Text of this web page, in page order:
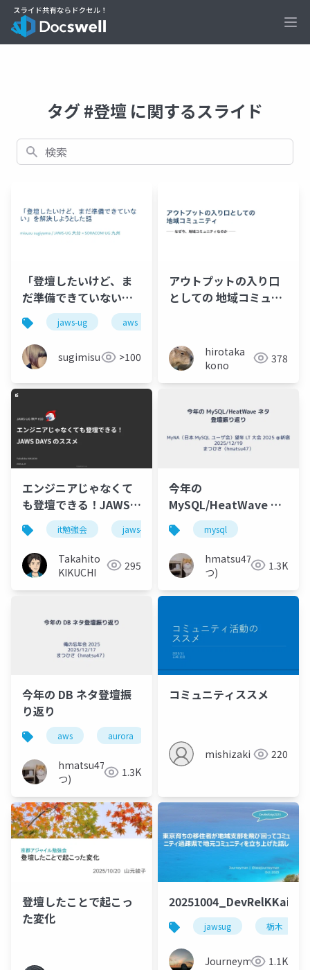
タグ #登壇 に関するスライド
検索
「登壇したいけど、ま
だ準備できていない」
を解決しようとした話
jaws-ug aws
sugimisu >100
アウトプットの入り口
としての 地域コミュニ
hirotaka
kono
378
エンジニアじゃなくて
も登壇できる！JAWS
DAYSのススメ@JAWS-
UG 神戸 #10
(2026.2.19)
it勉強会 jaws-ug
Takahito
KIKUCHI
295
今年の
MySQL/HeatWave ネ
タ登壇振り返り
mysql
hmatsu47(ま
つ)
1.3K
今年の DB ネタ登壇振
り返り
aws aurora
hmatsu47(ま
つ)
1.3K
コミュニティススメ
mishizaki 220
登壇したことで起こっ
た変化
jawsug 栃木
Journeyman 1.1K